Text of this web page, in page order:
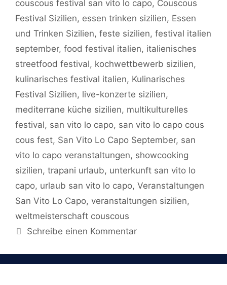
couscous festival san vito lo capo, Couscous
Festival Sizilien, essen trinken sizilien, Essen
und Trinken Sizilien, feste sizilien, festival italien
september, food festival italien, italienisches
streetfood festival, kochwettbewerb sizilien,
kulinarisches festival italien, Kulinarisches
Festival Sizilien, live-konzerte sizilien,
mediterrane küche sizilien, multikulturelles
festival, san vito lo capo, san vito lo capo cous
cous fest, San Vito Lo Capo September, san
vito lo capo veranstaltungen, showcooking
sizilien, trapani urlaub, unterkunft san vito lo
capo, urlaub san vito lo capo, Veranstaltungen
San Vito Lo Capo, veranstaltungen sizilien,
weltmeisterschaft couscous
Schreibe einen Kommentar